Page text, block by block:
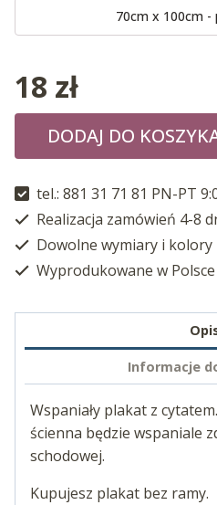
70cm x 100cm -
18 zł
DODAJ DO
tel.: 881 31 71 81 PN-PT
Realizacja zamówień 4-8
Dowolne wymiary i kolory
Wyprodukowane w Polsce
Informacje
Wspaniały plakat z
ścienna będzie wspaniale
schodowej.
Kupujesz plakat bez ramy.